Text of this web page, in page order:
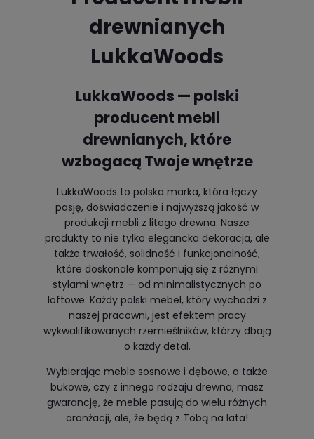
drewnianych
LukkaWoods
LukkaWoods — polski
producent mebli
drewnianych, które
wzbogacą Twoje wnętrze
LukkaWoods to polska marka, która łączy
pasję, doświadczenie i najwyższą jakość w
produkcji mebli z litego drewna. Nasze
produkty to nie tylko elegancka dekoracja, ale
także trwałość, solidność i funkcjonalność,
które doskonale komponują się z różnymi
stylami wnętrz — od minimalistycznych po
loftowe. Każdy polski mebel, który wychodzi z
naszej pracowni, jest efektem pracy
wykwalifikowanych rzemieślników, którzy dbają
o każdy detal.
Wybierając meble sosnowe i dębowe, a także
bukowe, czy z innego rodzaju drewna, masz
gwarancję, że meble pasują do wielu różnych
aranżacji, ale, że będą z Tobą na lata!